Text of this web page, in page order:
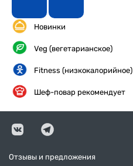
Новинки
Veg (вегетарианское)
Fitness (низкокалорийное)
Шеф-повар рекомендует
Отзывы и предложения